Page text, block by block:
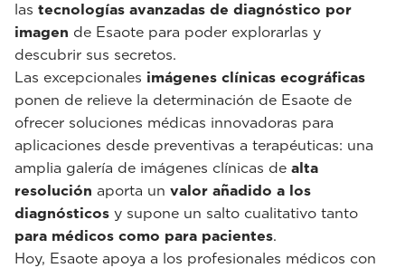
las tecnologías avanzadas de diagnóstico por
imagen de Esaote para poder explorarlas y
descubrir sus secretos.
Las excepcionales imágenes clínicas ecográficas
ponen de relieve la determinación de Esaote de
ofrecer soluciones médicas innovadoras para
aplicaciones desde preventivas a terapéuticas: una
amplia galería de imágenes clínicas de alta
resolución aporta un valor añadido a los
diagnósticos y supone un salto cualitativo tanto
para médicos como para pacientes.
Hoy, Esaote apoya a los profesionales médicos con